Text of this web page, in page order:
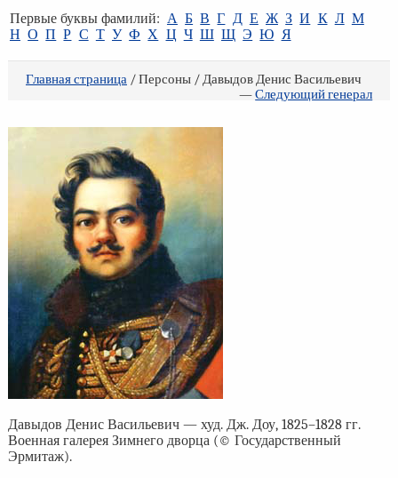
Первые буквы фамилий: А Б В Г Д Е Ж З И К Л М
Н О П Р С Т У Ф Х Ц Ч Ш Щ Э Ю Я
Главная страница/ Персоны / Давыдов Денис Васильевич
—Следующий генерал
Давыдов Денис Васильевич — худ. Дж. Доу, 1825–1828 гг.
Военная галерея Зимнего дворца (© Государственный
Эрмитаж).